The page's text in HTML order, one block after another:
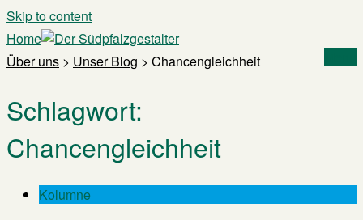
Skip to content
Home
Über uns > Unser Blog > Chancengleichheit
Schlagwort:
Chancengleichheit
Kolumne